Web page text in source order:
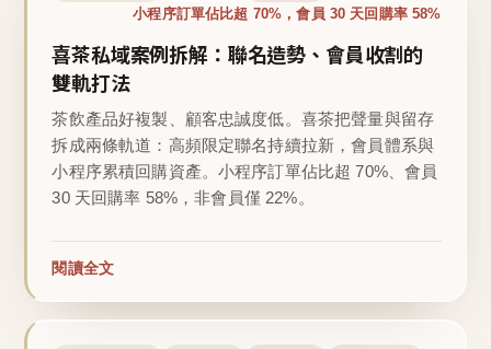
小程序訂單佔比超 70%，會員 30 天回購率 58%
喜茶私域案例拆解：聯名造勢、會員收割的
雙軌打法
茶飲產品好複製、顧客忠誠度低。喜茶把聲量與留存
拆成兩條軌道：高頻限定聯名持續拉新，會員體系與
小程序累積回購資產。小程序訂單佔比超 70%、會員
30 天回購率 58%，非會員僅 22%。
閱讀全文